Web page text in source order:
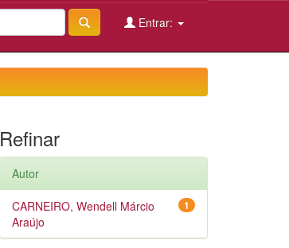
Entrar:
Refinar
Autor
1
CARNEIRO, Wendell Márcio
Araújo